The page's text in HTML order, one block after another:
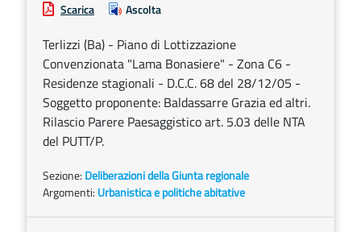
Scarica Ascolta
Terlizzi (Ba) - Piano di Lottizzazione
Convenzionata "Lama Bonasiere" - Zona C6 -
Residenze stagionali - D.C.C. 68 del 28/12/05 -
Soggetto proponente: Baldassarre Grazia ed altri.
Rilascio Parere Paesaggistico art. 5.03 delle NTA
del PUTT/P.
Sezione: Deliberazioni della Giunta regionale
Argomenti: Urbanistica e politiche abitative